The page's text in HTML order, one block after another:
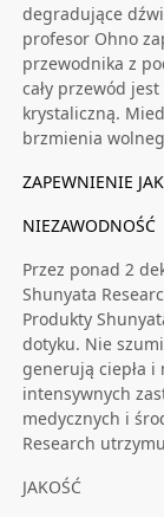
degradujące
profesor Ohno
przewodnika z
cały przewód
krystaliczną.
brzmienia
ZAPEWNIENIE
NIEZAWODNOŚĆ
Przez ponad 2
Shunyata
Produkty
dotyku. Nie
generują ciepła i
intensywnych
medycznych i
Research
JAKOŚĆ